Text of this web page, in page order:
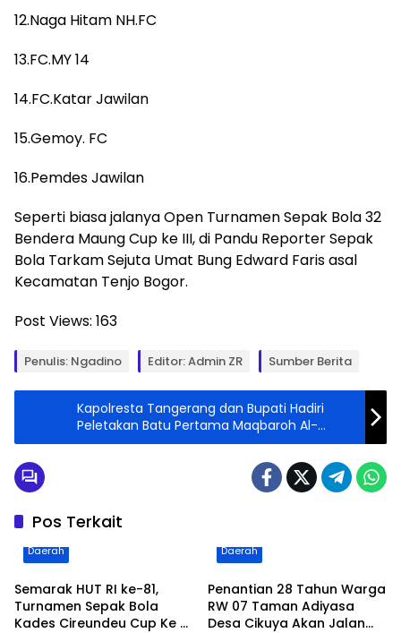
12.Naga Hitam NH.FC
13.FC.MY 14
14.FC.Katar Jawilan
15.Gemoy. FC
16.Pemdes Jawilan
Seperti biasa jalanya Open Turnamen Sepak Bola 32
Bendera Maung Cup ke III, di Pandu Reporter Sepak
Bola Tarkam Sejuta Umat Bung Edward Faris asal
Kecamatan Tenjo Bogor.
Post Views: 163
Penulis: Ngadino Editor: Admin ZR Sumber Berita
Kapolresta Tangerang dan Bupati Hadiri
Peletakan Batu Pertama Maqbaroh Al-
Istiqlaliyyah
Pos Terkait
Daerah
Semarak HUT RI ke-81,
Turnamen Sepak Bola
Kades Cireundeu Cup Ke V
Daerah
Penantian 28 Tahun Warga
RW 07 Taman Adiyasa
Desa Cikuya Akan Jalan